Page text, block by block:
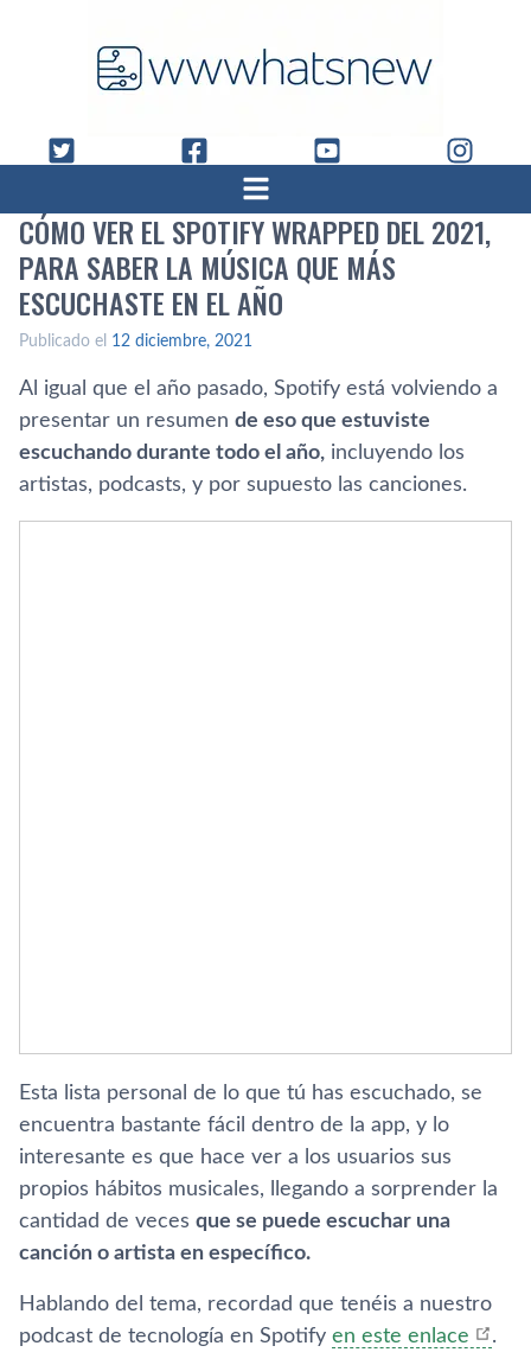
CÓMO VER EL SPOTIFY WRAPPED DEL 2021,
PARA SABER LA MÚSICA QUE MÁS
ESCUCHASTE EN EL AÑO
Publicado el 12 diciembre, 2021
Al igual que el año pasado, Spotify está volviendo a
presentar un resumen de eso que estuviste
escuchando durante todo el año, incluyendo los
artistas, podcasts, y por supuesto las canciones.
Esta lista personal de lo que tú has escuchado, se
encuentra bastante fácil dentro de la app, y lo
interesante es que hace ver a los usuarios sus
propios hábitos musicales, llegando a sorprender la
cantidad de veces que se puede escuchar una
canción o artista en específico.
Hablando del tema, recordad que tenéis a nuestro
podcast de tecnología en Spotify en este enlace .